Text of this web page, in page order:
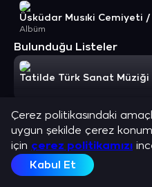
Albüm
Bulunduğu Listeler
Tatilde Türk Sanat Müziği
Necmettin Yıldırım
Sanatçı
Cahit
Sanatçı
Çerez politikasındaki
uygun şekilde çerez
için çerez politikamızı
Kabul Et